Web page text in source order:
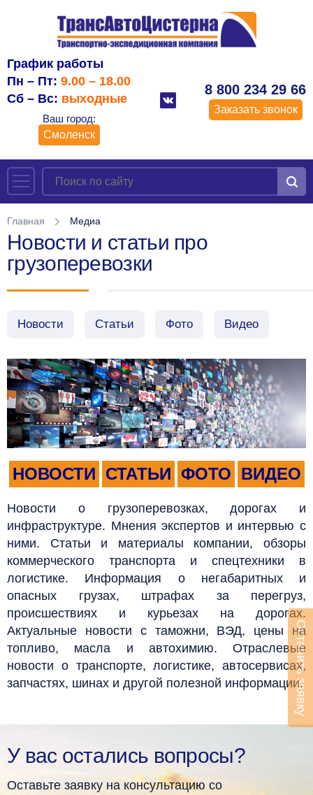
График работы
Пн – Пт: 9.00 – 18.00
Сб – Вс: выходные
Ваш город:
Смоленск
8 800 234 29 66
Заказать звонок
Главная Медиа
Новости и статьи про
грузоперевозки
Новости Статьи Фото Видео
НОВОСТИ СТАТЬИ ФОТО ВИДЕО
Новости о грузоперевозках, дорогах и
инфраструктуре. Мнения экспертов и интервью с
ними. Статьи и материалы компании, обзоры
коммерческого транспорта и спецтехники в
логистике. Информация о негабаритных и
опасных грузах, штрафах за перегруз,
происшествиях и курьезах на дорогах.
Актуальные новости с таможни, ВЭД, цены на
топливо, масла и автохимию. Отраслевые
новости о транспорте, логистике, автосервисах,
запчастях, шинах и другой полезной информации.
У вас остались вопросы?
Оставьте заявку на консультацию со
Оставить заявку